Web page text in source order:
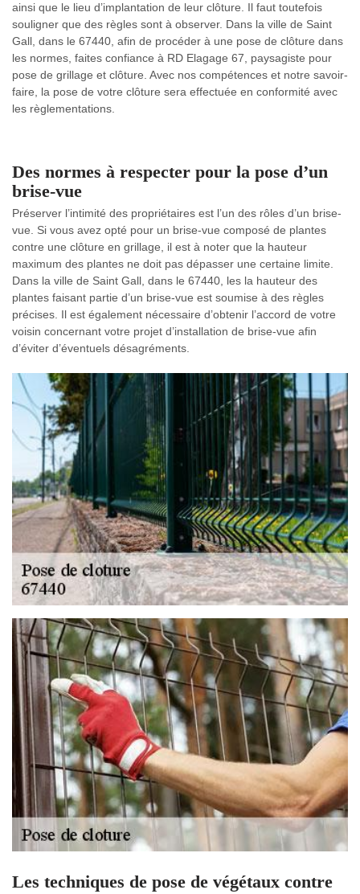
ainsi que le lieu d’implantation de leur clôture. Il faut toutefois
souligner que des règles sont à observer. Dans la ville de Saint
Gall, dans le 67440, afin de procéder à une pose de clôture dans
les normes, faites confiance à RD Elagage 67, paysagiste pour
pose de grillage et clôture. Avec nos compétences et notre savoir-
faire, la pose de votre clôture sera effectuée en conformité avec
les règlementations.
Des normes à respecter pour la pose d’un
brise-vue
Préserver l’intimité des propriétaires est l’un des rôles d’un brise-
vue. Si vous avez opté pour un brise-vue composé de plantes
contre une clôture en grillage, il est à noter que la hauteur
maximum des plantes ne doit pas dépasser une certaine limite.
Dans la ville de Saint Gall, dans le 67440, les la hauteur des
plantes faisant partie d’un brise-vue est soumise à des règles
précises. Il est également nécessaire d’obtenir l’accord de votre
voisin concernant votre projet d’installation de brise-vue afin
d’éviter d’éventuels désagréments.
Les techniques de pose de végétaux contre